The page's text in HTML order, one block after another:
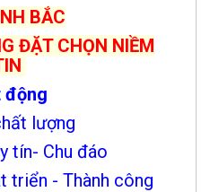
BẮC
ĐẶT CHỌN NIỀM
động
lượng
Chu đáo
- Thành công